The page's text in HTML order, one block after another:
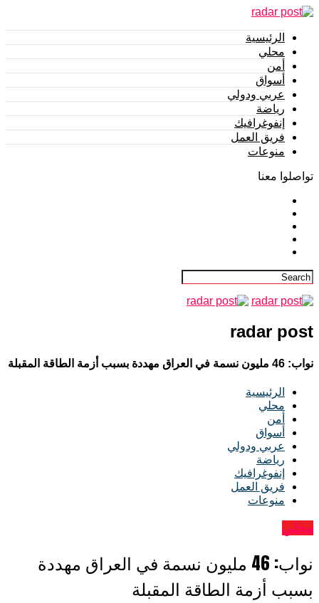
الرئيسية
محلي
أمن
أسواق
عربي ودولي
رياضة
إنفوغرافيك
فريق العمل
منوعات
تواصلوا معنا
radar post
نواب: 46 مليون نسمة في العراق مهددة بسبب أزمة الطاقة المقبلة
الرئيسية
محلي
أمن
أسواق
عربي ودولي
رياضة
إنفوغرافيك
فريق العمل
منوعات
محلي
نواب: 46 مليون نسمة في العراق مهددة
بسبب أزمة الطاقة المقبلة